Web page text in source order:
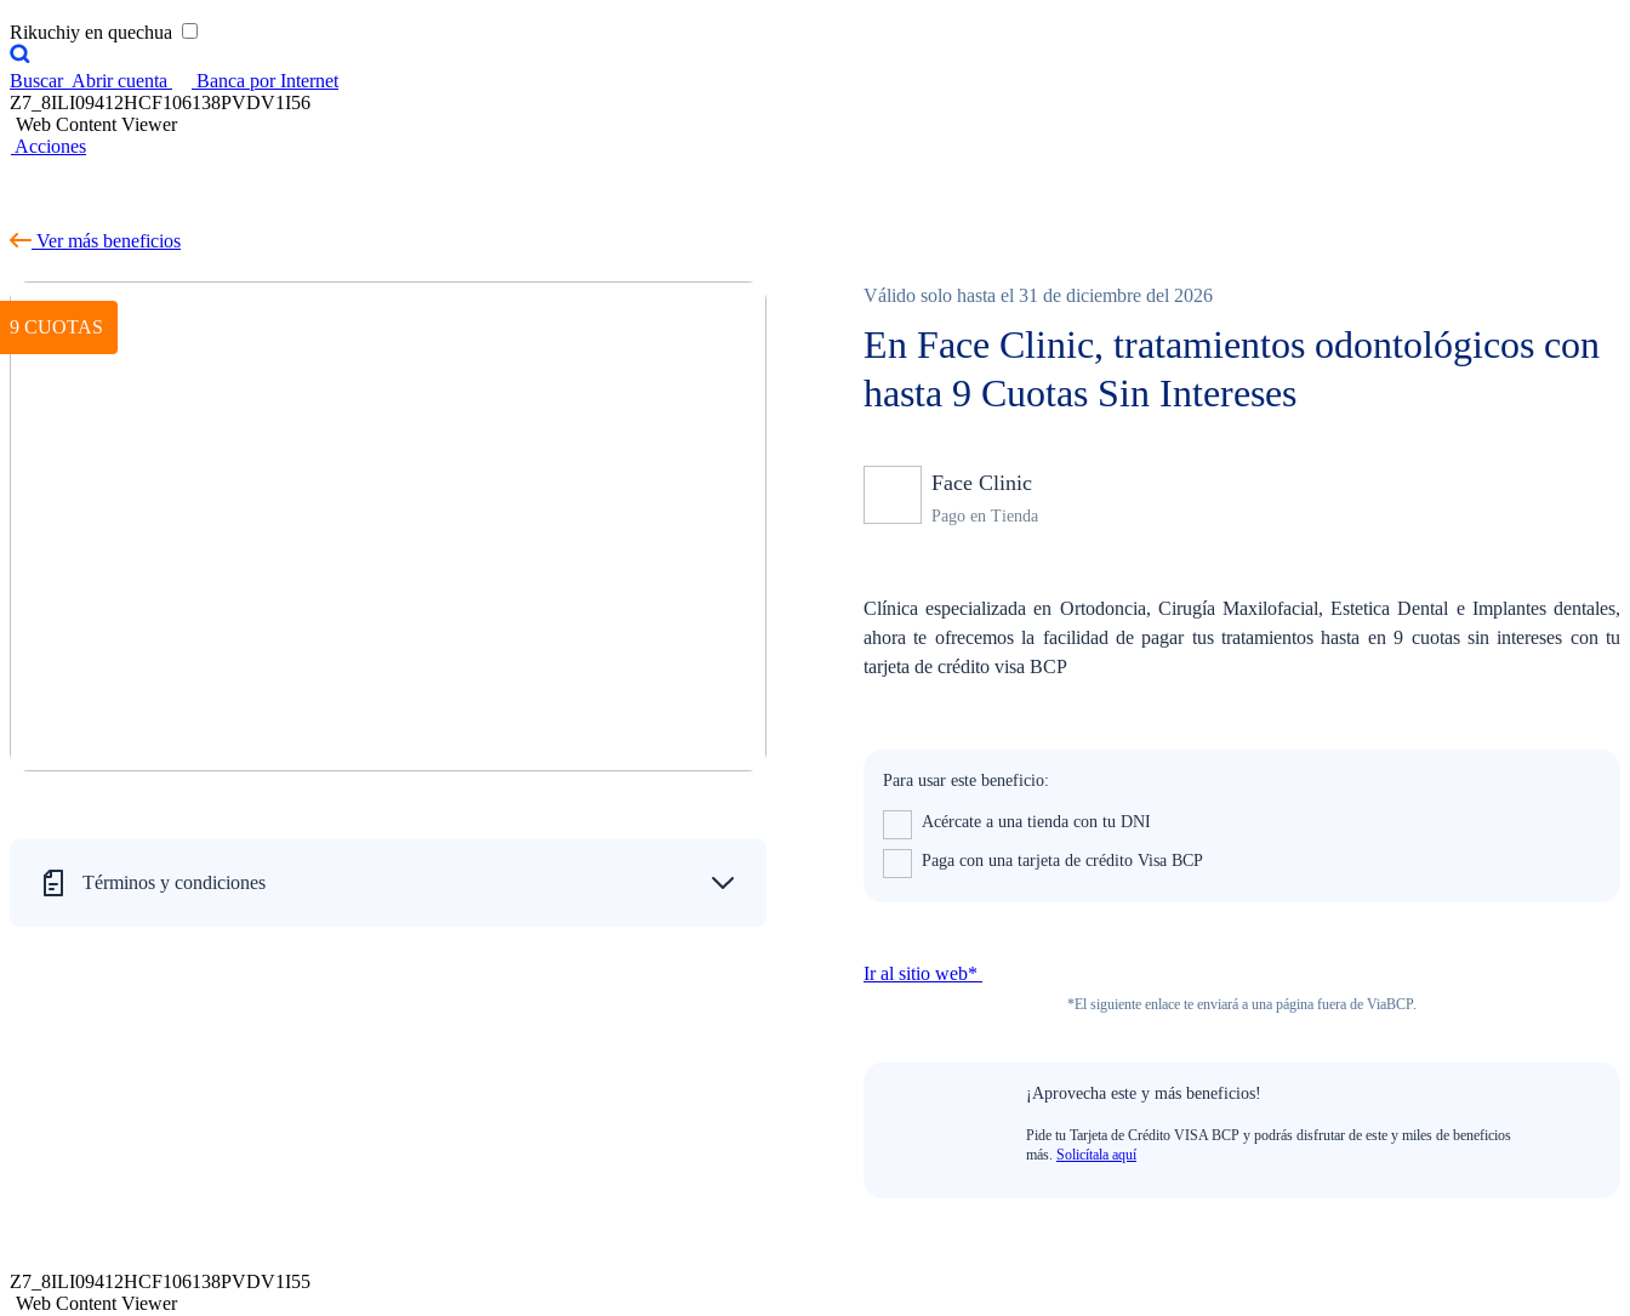
Rikuchiy en quechua
Buscar Abrir cuenta
Banca por Internet
Z7_8ILI09412HCF106138PVDV1I56
Web Content Viewer
Acciones
Ver más beneficios
9 CUOTAS
Términos y condiciones
Válido solo hasta el 31 de diciembre del 2026
En Face Clinic, tratamientos odontológicos con
hasta 9 Cuotas Sin Intereses
Face Clinic
Pago en Tienda
Clínica especializada en Ortodoncia, Cirugía Maxilofacial, Estetica Dental e Implantes dentales,
ahora te ofrecemos la facilidad de pagar tus tratamientos hasta en 9 cuotas sin intereses con tu
tarjeta de crédito visa BCP
Para usar este beneficio:
Acércate a una tienda con tu DNI
Paga con una tarjeta de crédito Visa BCP
Ir al sitio web*
*El siguiente enlace te enviará a una página fuera de ViaBCP.
¡Aprovecha este y más beneficios!
Pide tu Tarjeta de Crédito VISA BCP y podrás disfrutar de este y miles de beneficios
más. Solicítala aquí
Z7_8ILI09412HCF106138PVDV1I55
Web Content Viewer